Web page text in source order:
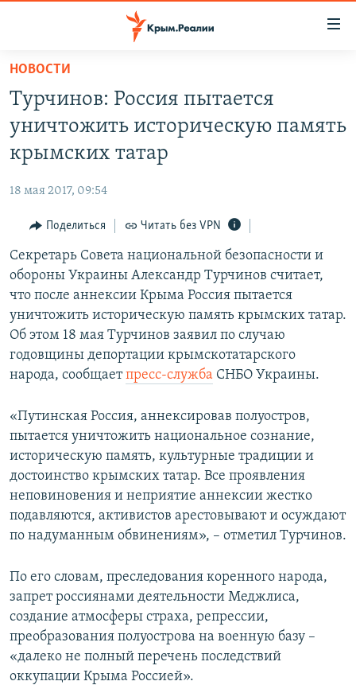
Вернуться
основному
содержанию
Вернутся
главной
Вернутся
поиску
СПЕЦПРОЕКТЫ
11 ЛЕТ ОККУПАЦИИ КРЫМА. 11 ИСТОРИЙ СОПРОТИВЛЕНИЯ
ЕЩЕ
ИНТЕРАКТИВ
ИНФОГРАФИКА
ТЕЛЕПРОЕКТ КРЫМ.РЕАЛИИ
СОВЕТЫ ПРАВОЗАЩИТНИКОВ
ПРОПАВШИЕ БЕЗ ВЕСТИ
ПОБЕДИТЕЛЕЙ НЕ СУДЯТ?
УКРАИНСКАЯ ПРОБЛЕМА КРЫМА
РАДІО СВОБОДА
КАК ОБОЙТИ БЛОКИРОВКУ
Українською
Qırımtatar
ПРИСОЕДИНЯЙТЕСЬ!
Все сайты RFE/RL
НОВОСТИ
Турчинов: Россия пытается
уничтожить историческую память
крымских татар
18 мая 2017, 09:54
Поделиться Читать без VPN
Секретарь Совета национальной безопасности и
обороны Украины Александр Турчинов считает,
что после аннексии Крыма Россия пытается
уничтожить историческую память крымских татар.
Об этом 18 мая Турчинов заявил по случаю
годовщины депортации крымскотатарского
народа, сообщаетпресс-служба СНБО Украины.
«Путинская Россия, аннексировав полуостров,
пытается уничтожить национальное сознание,
историческую память, культурные традиции и
достоинство крымских татар. Все проявления
неповиновения и неприятие аннексии жестко
подавляются, активистов арестовывают и осуждают
по надуманным обвинениям», – отметил Турчинов.
По его словам, преследования коренного народа,
запрет россиянами деятельности Меджлиса,
создание атмосферы страха, репрессии,
преобразования полуострова на военную базу –
«далеко не полный перечень последствий
оккупации Крыма Россией».